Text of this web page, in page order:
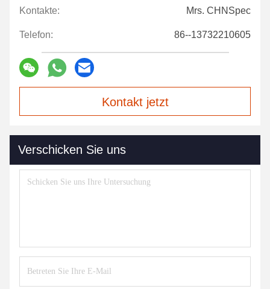
Kontakte: Mrs. CHNSpec
Telefon: 86--13732210605
Kontakt jetzt
Verschicken Sie uns